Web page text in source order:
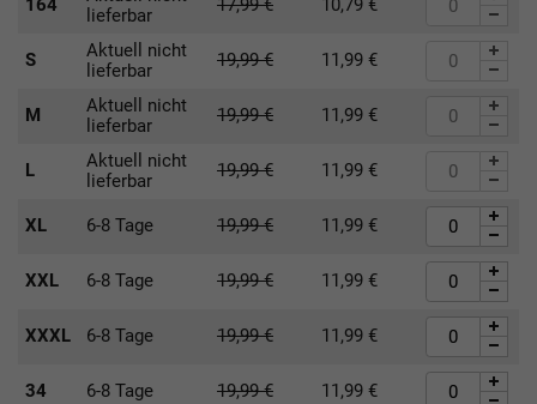
lieferbar
S
Aktuell nicht
lieferbar
19,99€ 11,99 €
M
Aktuell nicht
lieferbar
19,99€ 11,99 €
L
Aktuell nicht
lieferbar
19,99€ 11,99 €
XL 6-8 Tage 19,99€ 11,99 €
XXL 6-8 Tage 19,99€ 11,99 €
XXXL 6-8 Tage 19,99€ 11,99 €
34 6-8 Tage 19,99€ 11,99 €